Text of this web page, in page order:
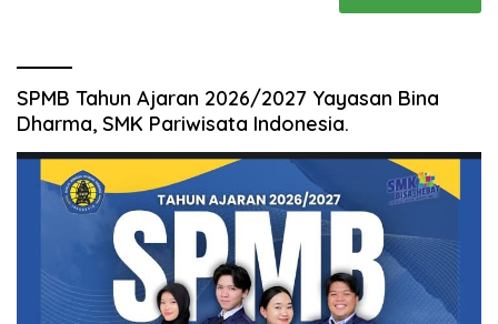
SPMB Tahun Ajaran 2026/2027 Yayasan Bina
Dharma, SMK Pariwisata Indonesia.